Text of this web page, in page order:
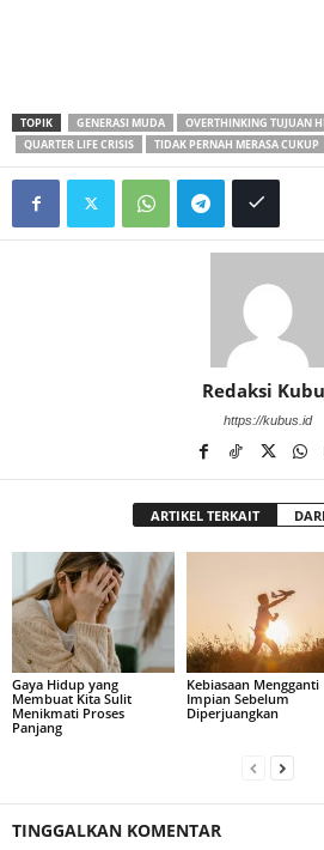
TOPIK GENERASI MUDA OVERTHINKING TUJUAN
QUARTER LIFE CRISIS
TIDAK PERNAH MERASA CUKUP
Redaksi
https://kubus.id
ARTIKEL TERKAIT
Gaya Hidup yang
Membuat Kita Sulit
Menikmati Proses
Panjang
Kebiasaan Mengganti
Impian Sebelum
Diperjuangkan
TINGGALKAN KOMENTAR